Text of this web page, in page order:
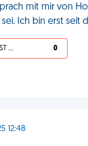
mit mir von
Ich bin erst seit
ICH STIMME ZU, DEIN LEBEN IST SCHEISSE 0
12:48